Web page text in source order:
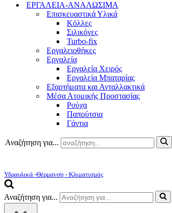
ΕΡΓΑΛΕΙΑ-ΑΝΑΛΩΣΙΜΑ
Επισκευαστικά Υλικά
Κόλλες
Σιλικόνες
Turbo-fix
Εργαλειοθήκες
Εργαλεία
Εργαλεία Χειρός
Εργαλεία Μπαταρίας
Εξαρτήματα και Ανταλλακτικά
Μέσα Ατομικής Προστασίας
Ρούχα
Παπούτσια
Γάντια
Αναζήτηση για...
Υδραυλικά -Θέρμανση - Κλιματισμός
Αναζήτηση για...